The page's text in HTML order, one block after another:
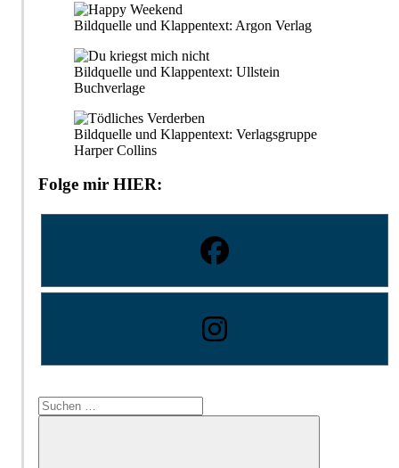
Bildquelle und Klappentext: Argon Verlag
Bildquelle und Klappentext: Ullstein
Buchverlage
Bildquelle und Klappentext: Verlagsgruppe
Harper Collins
Folge mir HIER:
Suchen
nach: